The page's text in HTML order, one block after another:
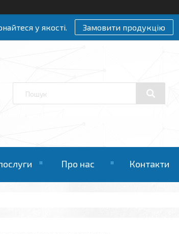
у якості. Замовити продукцію
Про нас Контакти